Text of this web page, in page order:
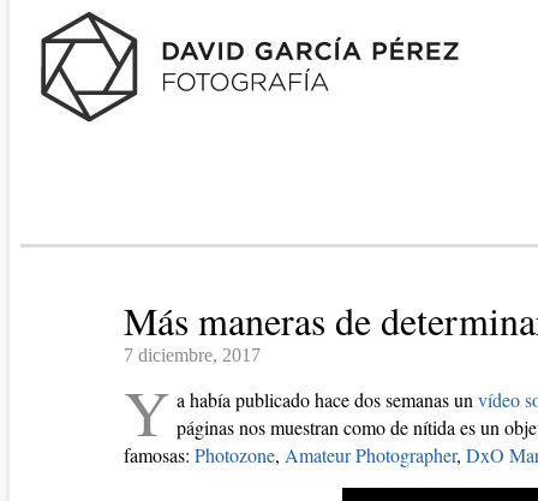
Más maneras de
7 diciembre, 2017
Y a había publicado hace dos semanas unvídeo
páginas nos muestran como de nítida es un
famosas: Photozone, Amateur Photographer, DxO